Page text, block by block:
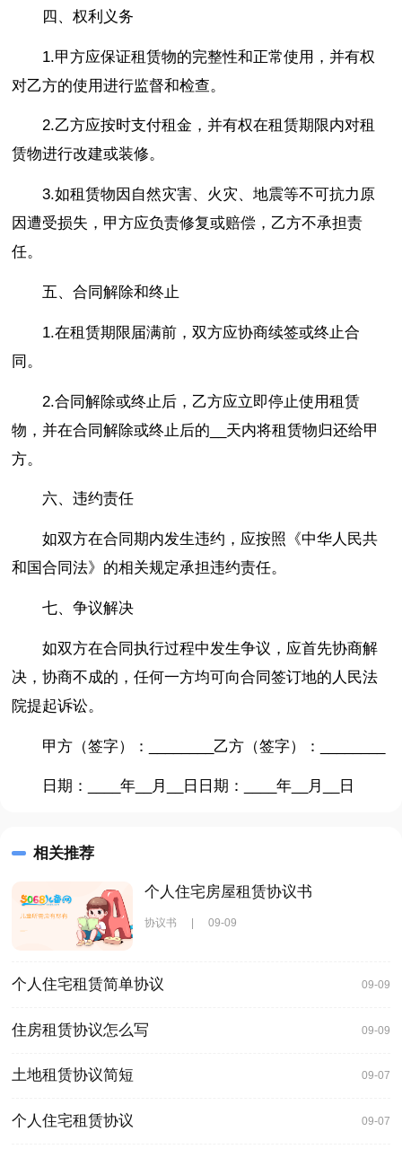
四、权利义务
1.甲方应保证租赁物的完整性和正常使用，并有权
对乙方的使用进行监督和检查。
2.乙方应按时支付租金，并有权在租赁期限内对租
赁物进行改建或装修。
3.如租赁物因自然灾害、火灾、地震等不可抗力原
因遭受损失，甲方应负责修复或赔偿，乙方不承担责
任。
五、合同解除和终止
1.在租赁期限届满前，双方应协商续签或终止合
同。
2.合同解除或终止后，乙方应立即停止使用租赁
物，并在合同解除或终止后的__天内将租赁物归还给甲
方。
六、违约责任
如双方在合同期内发生违约，应按照《中华人民共
和国合同法》的相关规定承担违约责任。
七、争议解决
如双方在合同执行过程中发生争议，应首先协商解
决，协商不成的，任何一方均可向合同签订地的人民法
院提起诉讼。
甲方（签字）：________乙方（签字）：________
日期：____年__月__日日期：____年__月__日
相关推荐
个人住宅房屋租赁协议书
协议书 | 09-09
个人住宅租赁简单协议 09-09
住房租赁协议怎么写 09-09
土地租赁协议简短 09-07
个人住宅租赁协议 09-07